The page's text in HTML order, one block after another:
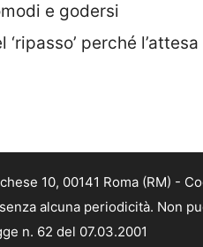
e godersi
perché l’attesa
10, 00141 Roma (RM) -
alcuna periodicità. Non
n. 62 del 07.03.2001